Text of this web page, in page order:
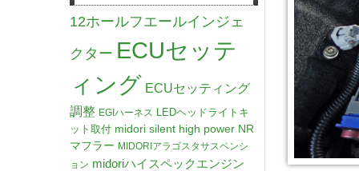
12ホールフエールインジェ
クター ECUセッテ
ィング ECUセッティング
調整 EGIハーネス LEDヘッドライトキ
ット取付 midori silent high power NR
マフラー MIDORIアラゴスタサスペンシ
ョン midoriハイスペックエンジン